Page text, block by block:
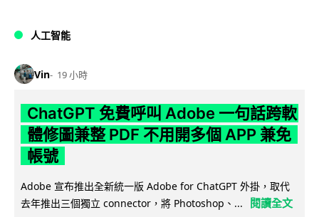
人工智能
Vin 19 小時
ChatGPT 免費呼叫 Adobe 一句話跨軟
體修圖兼整 PDF 不用開多個 APP 兼免
帳號
Adobe 宣布推出全新統一版 Adobe for ChatGPT 外掛，取代
去年推出三個獨立 connector，將 Photoshop、...
閱讀全文